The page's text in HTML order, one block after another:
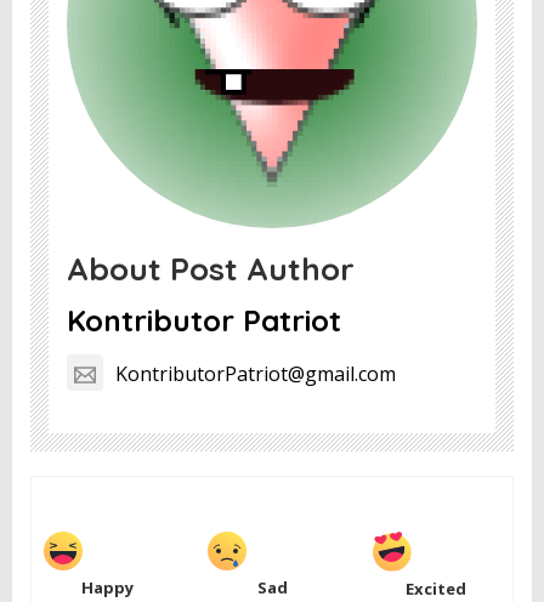
About Post Author
Kontributor Patriot
KontributorPatriot@gmail.com
Happy Sad Excited